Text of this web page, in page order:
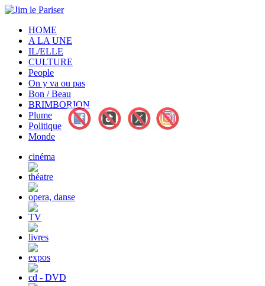
HOME
A LA UNE
IL/ELLE
CULTURE
People
On y va ou pas
Bon / Beau
BRIMBORION
Plume
Politique
Monde
cinéma
théatre
opera, danse
TV
livres
expos
cd - DVD